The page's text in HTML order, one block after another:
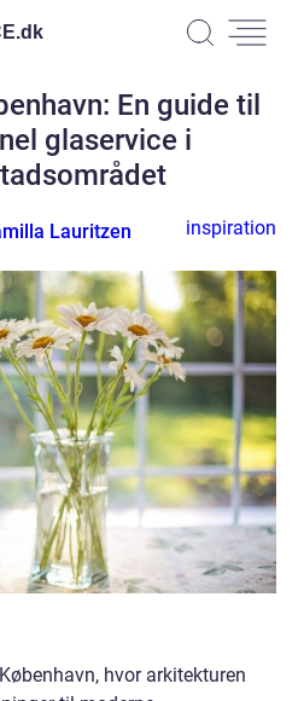
dk
En guide til
glaservice i
Lauritzen inspiration
hvor arkitekturen